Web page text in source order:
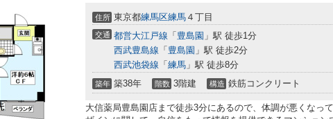
住所 東京都練馬区練馬 ４丁目
交通 都営大江戸線 「 豊島園 」駅 徒歩1分
西武豊島線 「 豊島園 」駅 徒歩2分
西武池袋線 「 練馬 」駅 徒歩8分
築年 築38年 階数 3階建 構造 鉄筋コンクリート
大信薬局豊島園店まで徒歩3分にあるので、体調が悪くなっ